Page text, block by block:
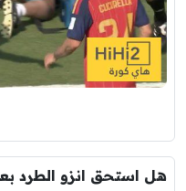
هل استحق انزو الطرد